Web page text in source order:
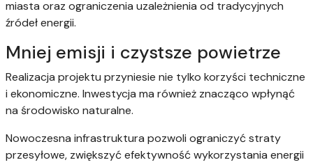
miasta oraz ograniczenia uzależnienia od tradycyjnych
źródeł energii.
Mniej emisji i czystsze powietrze
Realizacja projektu przyniesie nie tylko korzyści techniczne
i ekonomiczne. Inwestycja ma również znacząco wpłynąć
na środowisko naturalne.
Nowoczesna infrastruktura pozwoli ograniczyć straty
przesyłowe, zwiększyć efektywność wykorzystania energii